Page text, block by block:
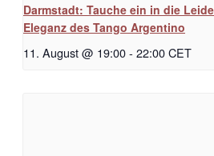
Darmstadt: Tauche ein in die
Eleganz des Tango Argentino
11. August @ 19:00- 22:00CET